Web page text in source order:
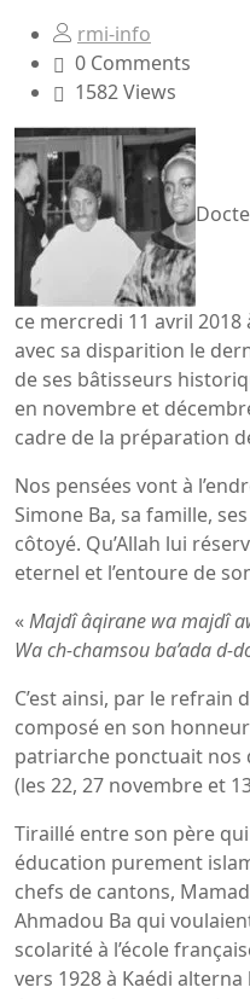
rmi-info
0 Comments
1582 Views
ce mercredi 11 avril
avec sa disparition le
de ses bâtisseurs
en novembre et
cadre de la préparation
Nos pensées vont à
Simone Ba, sa famille,
côtoyé. Qu’Allah lui
eternel et l’entoure de
«Majdî âqirane wa majdî
Wa ch-chamsou ba’ada
C’est ainsi, par le refrain
composé en son
patriarche ponctuait nos
(les 22, 27 novembre et
Tiraillé entre son père
éducation purement
chefs de cantons,
Ahmadou Ba qui
scolarité à l’école
vers 1928 à Kaédi